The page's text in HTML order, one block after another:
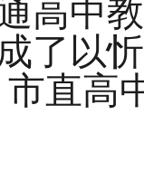
高中
了以
市直高